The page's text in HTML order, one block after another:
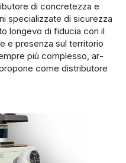
di concretezza e
specializzate di sicurezza
longevo di fiducia con il
e presenza sul territorio
più complesso, ar­
come di­stributore